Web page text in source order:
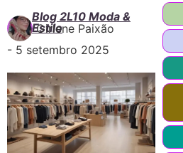
Blog 2L10 Moda &
Estilo
Girlene Paixão
- 5 setembro 2025